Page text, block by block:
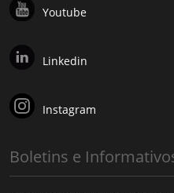
Youtube
Linkedin
Instagram
Boletins e